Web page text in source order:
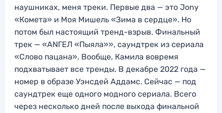
наушниках, меня треки. Первые два — это Jony
«Комета» и Моя Мишель «Зима в сердце». Но
потом был настоящий тренд-взрыв. Финальный
трек — «ANГЕЛ «Пыяла»», саундтрек из сериала
«Слово пацана». Вообще, Камила вовремя
подхватывает все тренды. В декабре 2022 года —
номер в образе Уэнсдей Аддамс. Сейчас — под
саундтрек еще одного модного сериала. Всего
через несколько дней после выхода финальной